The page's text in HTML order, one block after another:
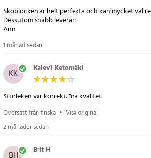
- Trähårdhet: Hög
- Justerbar bredd: Fram och bak
Artikelnummer
Skoblocken är helt perfekta och kan mycket väl
Dessutom snabb leveran
Ann
1 månad sedan
KK Kalevi Ketomäki
Storleken var korrekt. Bra kvalitet.
Översatt från finska • Visa original
2 månader sedan
BH Brit H